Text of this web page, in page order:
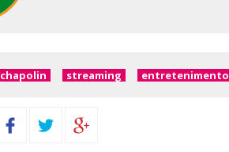
chapolin streaming entretenimento